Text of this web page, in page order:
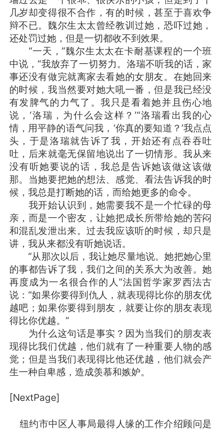
几岁却变得很不合作，有的时候，甚至于喜欢争
辩不已。魏尔生太太曾经教训过她，恐吓过她，
还处罚过她，但是一切都收不到效果。
“一天，”魏尔生太太在卡耐基课程的一个班
中说，“我放弃了一切努力。洛瑞不听我的话，家
事还没有做完就离家去看她的女朋友。在她回来
的时候，我当然要对她大吼一番，但是我已经没
有发脾气的力气了。我只是看着她并且伤心地
说，‘洛瑞，为什么会这样？’“洛瑞看出我的心
情，用平静的语气问我，‘你真的要知道？’我点点
头，于是洛瑞就告诉了我，开始还有点吞吞吐
吐，后来就毫无保留地说出了一切情形。我从来
没有听她要说的话，我总是告诉她该做这该做
那。当她要把她的想法、感觉、看法告诉我的时
候，我总是打断她的话，而给她更多的命令。
我开始认识到，她需要我不是一个忙碌的母
亲，而是一个密友，让她把成长所带给她的苦闷
和混乱发泄出来。过去我应该听的时候，却只是
讲，我从来都没有听她说话。
“从那次以后，我让她尽量地说。她把她心里
的事都告诉了我，我们之间的关系大为改善。她
再度成为一名很合作的人”法国哲学家罗西法古
说：“如果你要得到仇人，就表现得比你的朋友优
越吧；如果你要得到朋友，就要让你的朋友表现
得比你优越。”
为什么这句话是事实？因为当我们的朋友表
现得比我们优越，他们就有了一种重要人物的感
觉；但是当我们表现得比他还优越，他们就会产
生一种自卑感，造成羡慕和嫉妒。
[NextPage]
纽约市中区人事局最得人缘的工作介绍顾问是